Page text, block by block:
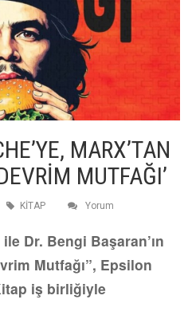
MARX’TAN
MUTFAĞI’
KİTAP Yorum
Dr. Bengi Başaran’ın
Mutfağı”, Epsilon
iş birliğiyle